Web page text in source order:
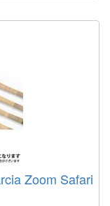
Zoom Safari